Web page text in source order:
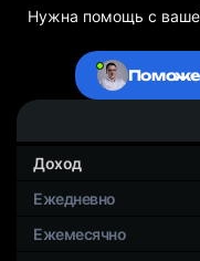
Нужна помощь с
Доход